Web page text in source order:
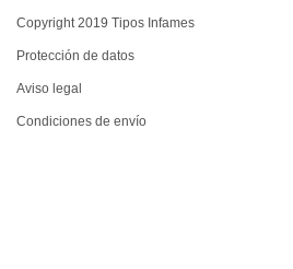
Copyright 2019 Tipos Infames
Protección de datos
Aviso legal
Condiciones de envío